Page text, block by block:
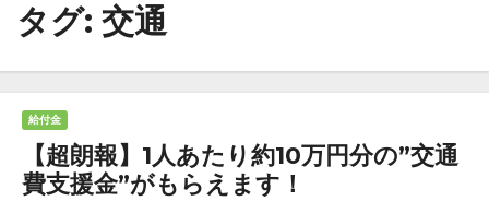
タグ: 交通
給付金
【超朗報】1人あたり約10万円分の”交通
費支援金”がもらえます！